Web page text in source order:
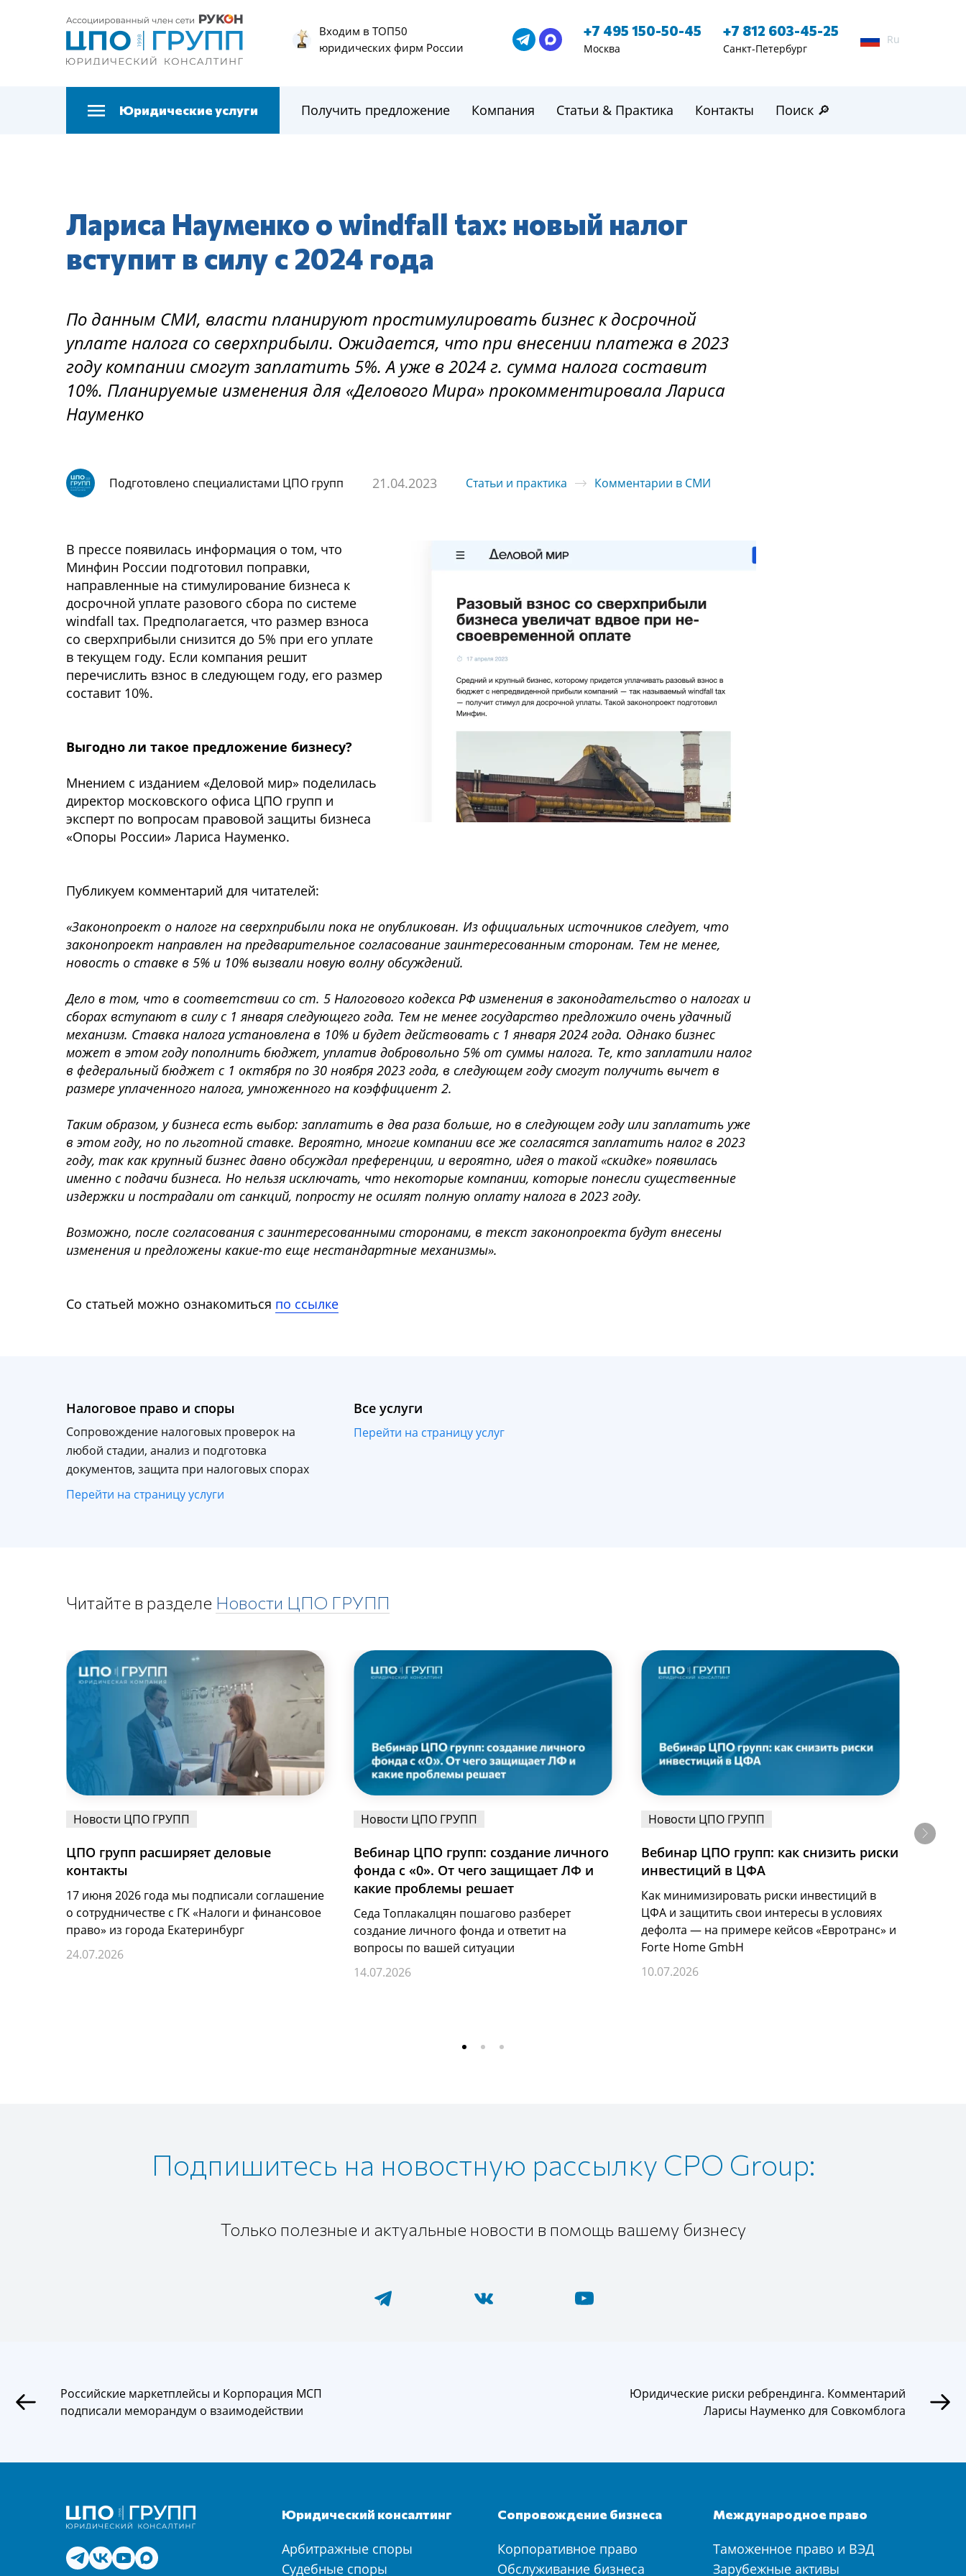
Входим в ТОП50
юридических фирм России
+7 495 150-50-45
Москва
+7 812 603-45-25
Санкт-Петербург
Ru
Юридические услуги Получить предложение Компания Статьи & Практика Контакты Поиск 🔎
Лариса Науменко о windfall tax: новый налог
вступит в силу с 2024 года
По данным СМИ, власти планируют простимулировать бизнес к досрочной
уплате налога со сверхприбыли. Ожидается, что при внесении платежа в 2023
году компании смогут заплатить 5%. А уже в 2024 г. сумма налога составит
10%. Планируемые изменения для «Делового Мира» прокомментировала Лариса
Науменко
Подготовлено специалистами ЦПО групп 21.04.2023 Статьи и практика Комментарии в СМИ
В прессе появилась информация о том, что
Минфин России подготовил поправки,
направленные на стимулирование бизнеса к
досрочной уплате разового сбора по системе
windfall tax. Предполагается, что размер взноса
со сверхприбыли снизится до 5% при его уплате
в текущем году. Если компания решит
перечислить взнос в следующем году, его размер
составит 10%.
Выгодно ли такое предложение бизнесу?
Мнением с изданием «Деловой мир» поделилась
директор московского офиса ЦПО групп и
эксперт по вопросам правовой защиты бизнеса
«Опоры России» Лариса Науменко.
Публикуем комментарий для читателей:
«Законопроект о налоге на сверхприбыли пока не опубликован. Из официальных источников следует, что
законопроект направлен на предварительное согласование заинтересованным сторонам. Тем не менее,
новость о ставке в 5% и 10% вызвали новую волну обсуждений.
Дело в том, что в соответствии со ст. 5 Налогового кодекса РФ изменения в законодательство о налогах и
сборах вступают в силу с 1 января следующего года. Тем не менее государство предложило очень удачный
механизм. Ставка налога установлена в 10% и будет действовать с 1 января 2024 года. Однако бизнес
может в этом году пополнить бюджет, уплатив добровольно 5% от суммы налога. Те, кто заплатили налог
в федеральный бюджет с 1 октября по 30 ноября 2023 года, в следующем году смогут получить вычет в
размере уплаченного налога, умноженного на коэффициент 2.
Таким образом, у бизнеса есть выбор: заплатить в два раза больше, но в следующем году или заплатить уже
в этом году, но по льготной ставке. Вероятно, многие компании все же согласятся заплатить налог в 2023
году, так как крупный бизнес давно обсуждал преференции, и вероятно, идея о такой «скидке» появилась
именно с подачи бизнеса. Но нельзя исключать, что некоторые компании, которые понесли существенные
издержки и пострадали от санкций, попросту не осилят полную оплату налога в 2023 году.
Возможно, после согласования с заинтересованными сторонами, в текст законопроекта будут внесены
изменения и предложены какие-то еще нестандартные механизмы».
Со статьей можно ознакомиться по ссылке
Налоговое право и споры
Сопровождение налоговых проверок на
любой стадии, анализ и подготовка
документов, защита при налоговых спорах
Перейти на страницу услуги
Все услуги
Перейти на страницу услуг
Читайте в разделе Новости ЦПО ГРУПП
Новости ЦПО ГРУПП
ЦПО групп расширяет деловые
контакты
17 июня 2026 года мы подписали соглашение
о сотрудничестве с ГК «Налоги и финансовое
право» из города Екатеринбург
24.07.2026
Новости ЦПО ГРУПП
Вебинар ЦПО групп: создание личного
фонда с «0». От чего защищает ЛФ и
какие проблемы решает
Седа Топлакалцян пошагово разберет
создание личного фонда и ответит на
вопросы по вашей ситуации
14.07.2026
Новости ЦПО ГРУПП
Вебинар ЦПО групп: как снизить риски
инвестиций в ЦФА
Как минимизировать риски инвестиций в
ЦФА и защитить свои интересы в условиях
дефолта — на примере кейсов «Евротранс» и
Forte Home GmbH
10.07.2026
Подпишитесь на новостную рассылку CPO Group:
Только полезные и актуальные новости в помощь вашему бизнесу
Российские маркетплейсы и Корпорация МСП
подписали меморандум о взаимодействии
Юридические риски ребрендинга. Комментарий
Ларисы Науменко для Совкомблога
Юридический консалтинг
Арбитражные споры
Судебные споры
Сопровождение бизнеса
Корпоративное право
Обслуживание бизнеса
Международное право
Таможенное право и ВЭД
Зарубежные активы